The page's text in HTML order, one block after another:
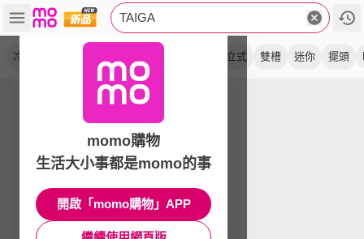
TAIGA
冷凍櫃 直立式 雙槽 迷你 擺頭
momo購物
生活大小事都是momo的事
開啟「momo購物」APP